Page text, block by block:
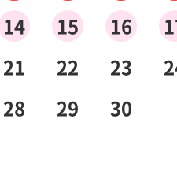
14 15 16
21 22 23
28 29 30